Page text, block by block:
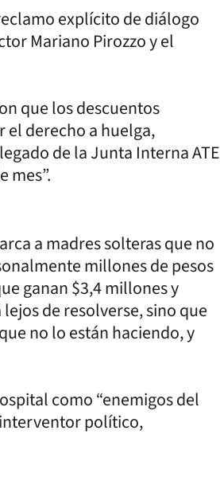
explícito de diálogo
Mariano Pirozzo y el
que los descuentos
el derecho a huelga,
de la Junta Interna ATE
mes”.
a madres solteras que no
millones de pesos
ganan $3,4 millones y
de resolverse, sino que
no lo están haciendo, y
como “enemigos del
interventor político,